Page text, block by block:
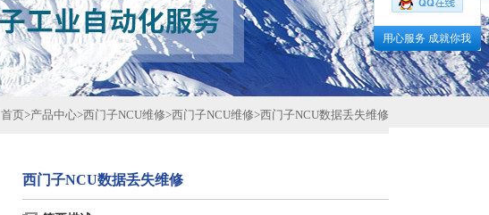
首页>产品中心>西门子NCU维修>西门子NCU维修>西门子NCU数据丢失维修
西门子NCU数据丢失维修
用心服务 成就你我